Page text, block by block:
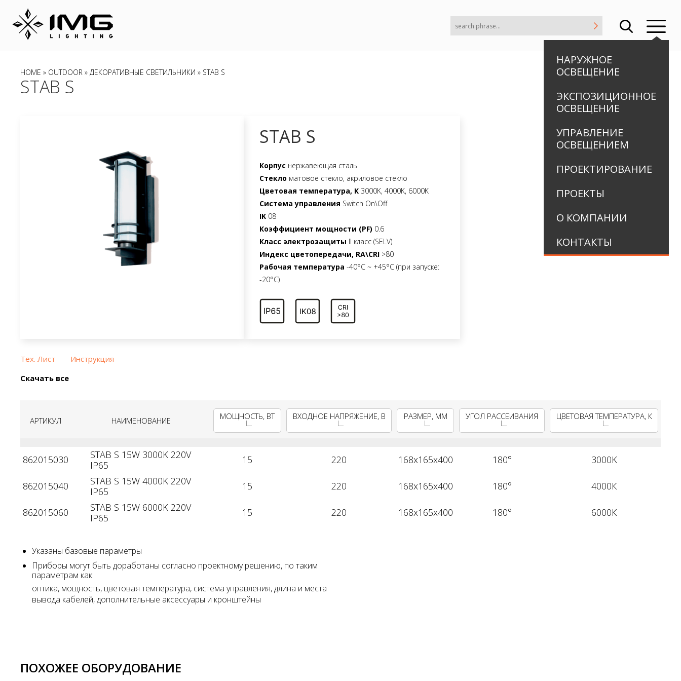
НАРУЖНОЕ
ОСВЕЩЕНИЕ
ЭКСПОЗИЦИОННОЕ
ОСВЕЩЕНИЕ
УПРАВЛЕНИЕ
ОСВЕЩЕНИЕМ
ПРОЕКТИРОВАНИЕ
ПРОЕКТЫ
О КОМПАНИИ
КОНТАКТЫ
HOME » OUTDOOR » ДЕКОРАТИВНЫЕ СВЕТИЛЬНИКИ » STAB S
STAB S
STAB S
Корпус нержавеющая сталь
Стекло матовое стекло, акриловое стекло
Цветовая температура, К 3000K, 4000K, 6000K
Система управления Switch On\Off
IK 08
Коэффициент мощности (PF) 0.6
Класс электрозащиты II класс (SELV)
Индекс цветопередачи, RA\CRI >80
Рабочая температура -40°C ~ +45°C (при запуске:
-20°C)
Тех. Лист
Инструкция
Скачать все
АРТИКУЛ НАИМЕНОВАНИЕ МОЩНОСТЬ, ВТ ВХОДНОЕ НАПРЯЖЕНИЕ, В РАЗМЕР, ММ УГОЛ РАССЕИВАНИЯ ЦВЕТОВАЯ ТЕМПЕРАТУРА, К
862015030
STAB S 15W 3000K 220V
IP65
15 220 168x165x400 180° 3000K
862015040
STAB S 15W 4000K 220V
IP65
15 220 168x165x400 180° 4000К
862015060
STAB S 15W 6000K 220V
IP65
15 220 168x165x400 180° 6000К
Указаны базовые параметры
Приборы могут быть доработаны согласно проектному решению, по таким
параметрам как:
оптика, мощность, цветовая температура, система управления, длина и места
вывода кабелей, дополнительные аксессуары и кронштейны
ПОХОЖЕЕ ОБОРУДОВАНИЕ